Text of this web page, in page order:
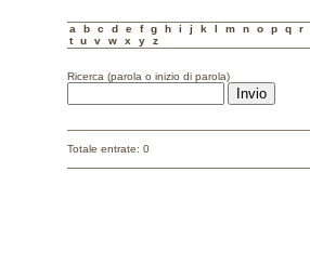
a b c d e f g h i j k l m n o p q r
t
u v w x y z
Ricerca (parola o inizio di parola)
Totale entrate: 0